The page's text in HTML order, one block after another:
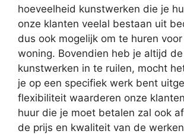
hoeveelheid kunstwerken die je
onze klanten veelal bestaan uit
dus ook mogelijk om te huren
woning. Bovendien heb je altijd
kunstwerken in te ruilen, mocht
je op een specifiek werk bent
flexibiliteit waarderen onze
huur die je moet betalen zal ook
de prijs en kwaliteit van de